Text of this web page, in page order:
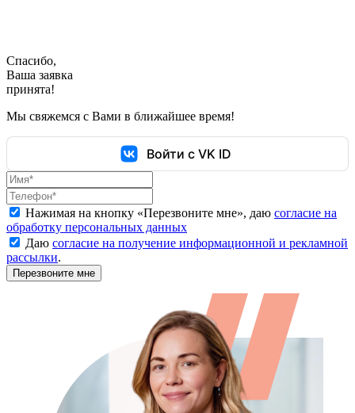
Спасибо,
Ваша заявка
принята!
Мы свяжемся с Вами в ближайшее время!
Войти с VK ID
Нажимая на кнопку «Перезвоните мне», даю согласие на
обработку персональных данных
Даю согласие на получение информационной и рекламной
рассылки.